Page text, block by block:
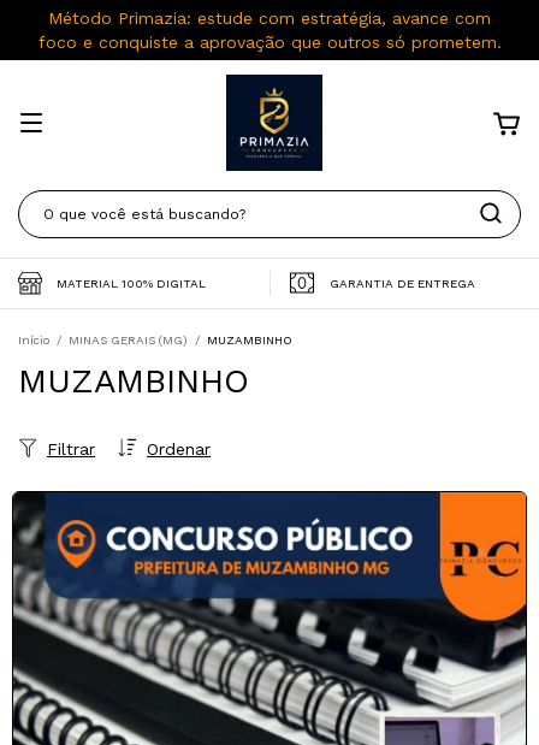
Método Primazia: estude com estratégia, avance com
foco e conquiste a aprovação que outros só prometem.
MATERIAL 100% DIGITAL GARANTIA DE ENTREGA
Início / MINAS GERAIS (MG) / MUZAMBINHO
MUZAMBINHO
Ordenar
Filtrar